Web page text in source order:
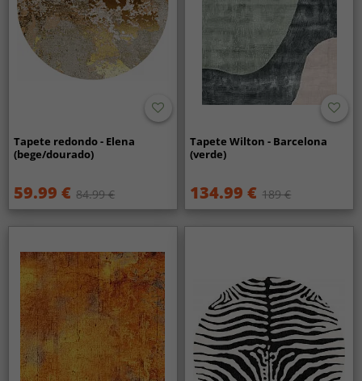
Tapete redondo - Elena
(bege/dourado)
59.99 € 84.99 €
Tapete Wilton - Barcelona
(verde)
134.99 € 189 €